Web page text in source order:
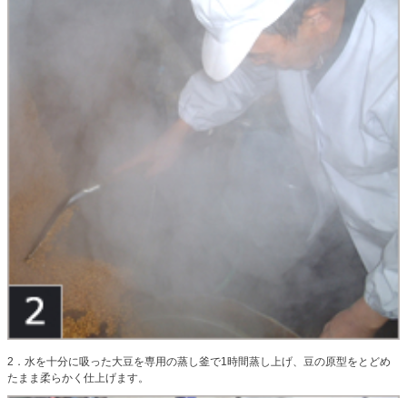
2．水を十分に吸った大豆を専用の蒸し釜で1時間蒸し上げ、豆の原型をとどめ
たまま柔らかく仕上げます。